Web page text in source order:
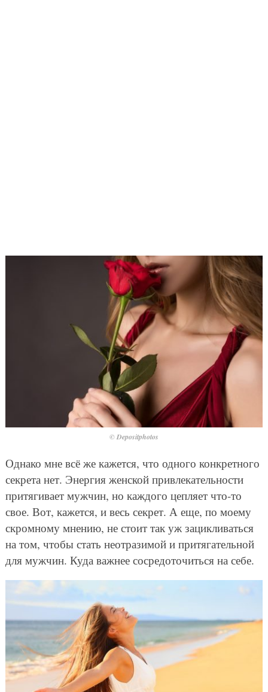
© Depositphotos
Однако мне всё же кажется, что одного конкретного
секрета нет. Энергия женской привлекательности
притягивает мужчин, но каждого цепляет что-то
свое. Вот, кажется, и весь секрет. А еще, по моему
скромному мнению, не стоит так уж зацикливаться
на том, чтобы стать неотразимой и притягательной
для мужчин. Куда важнее сосредоточиться на себе.